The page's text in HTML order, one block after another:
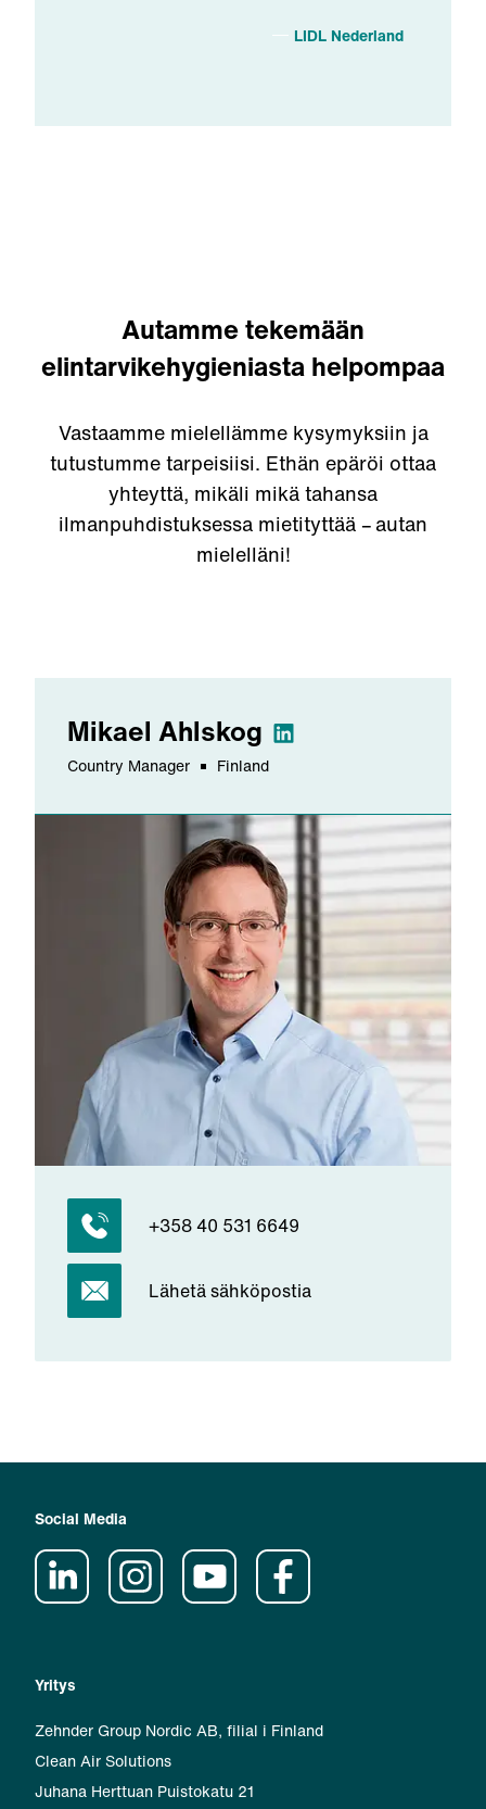
LIDL Nederland
Autamme tekemään
elintarvikehygieniasta helpompaa
Vastaamme mielellämme kysymyksiin ja
tutustumme tarpeisiisi. Ethän epäröi ottaa
yhteyttä, mikäli mikä tahansa
ilmanpuhdistuksessa mietityttää – autan
mielelläni!
Mikael Ahlskog
Country Manager Finland
+358 40 531 6649
Lähetä sähköpostia
Yritys
Zehnder Group Nordic AB, filial i Finland
Clean Air Solutions
Juhana Herttuan Puistokatu 21
Social Media